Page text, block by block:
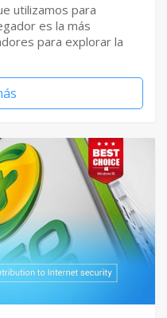
utilizamos para
es la más
para explorar la